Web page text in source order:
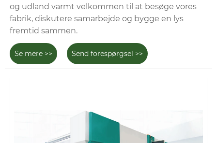
og udland varmt velkommen til at besøge vores
fabrik, diskutere samarbejde og bygge en lys
fremtid sammen.
Se mere >> Send forespørgsel >>